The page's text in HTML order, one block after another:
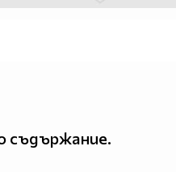
съдържание.